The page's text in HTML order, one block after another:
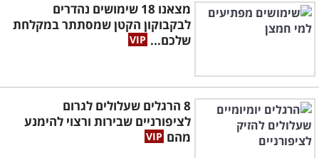
מצאנו 18 שימושים נהדרים
לבקבוקון הקטן שמסתתר במקלחת
שלכם...
8 הרגלים שעלולים לגרום
לציפורניים שבירות ורצוי להימנע
מהם